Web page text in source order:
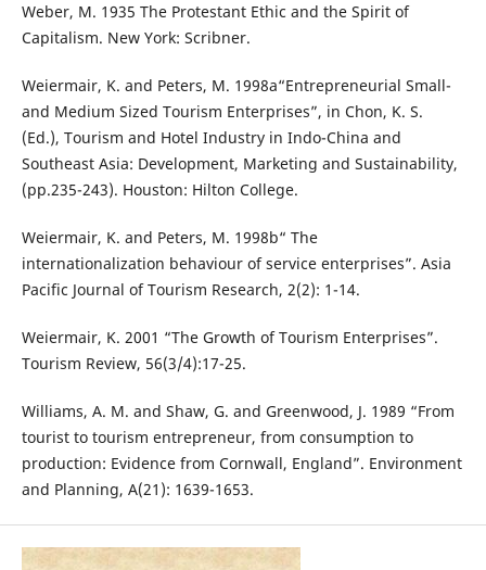
Weber, M. 1935 The Protestant Ethic and the Spirit of
Capitalism. New York: Scribner.
Weiermair, K. and Peters, M. 1998a“Entrepreneurial Small-
and Medium Sized Tourism Enterprises”, in Chon, K. S.
(Ed.), Tourism and Hotel Industry in Indo-China and
Southeast Asia: Development, Marketing and Sustainability,
(pp.235-243). Houston: Hilton College.
Weiermair, K. and Peters, M. 1998b“ The
internationalization behaviour of service enterprises”. Asia
Pacific Journal of Tourism Research, 2(2): 1-14.
Weiermair, K. 2001 “The Growth of Tourism Enterprises”.
Tourism Review, 56(3/4):17-25.
Williams, A. M. and Shaw, G. and Greenwood, J. 1989 “From
tourist to tourism entrepreneur, from consumption to
production: Evidence from Cornwall, England”. Environment
and Planning, A(21): 1639-1653.